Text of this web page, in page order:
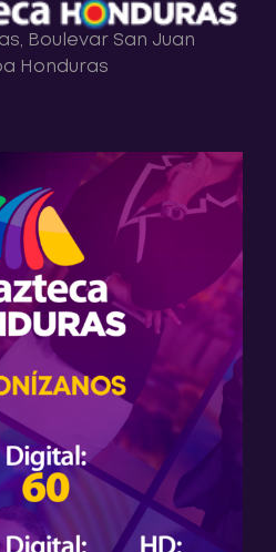
Boulevar San Juan
Honduras